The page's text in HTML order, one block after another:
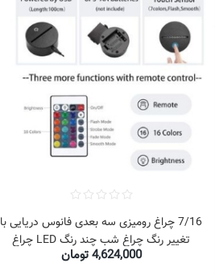
7/16 چراغ رومیزی سه بعدی فانوس دریایی با
تغییر رنگ چراغ شب چند رنگ LED چراغ
4,624,000 تومان